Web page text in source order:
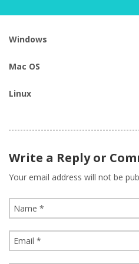
Windows
Mac OS
Linux
Write a Reply or
Your email address will not be